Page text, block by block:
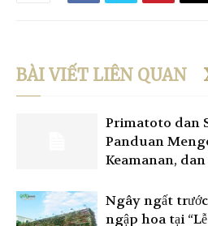
BÀI VIẾT LIÊN QUAN
Primatoto dan
Panduan
Keamanan,
Ngây ngất trước
ngập hoa tại